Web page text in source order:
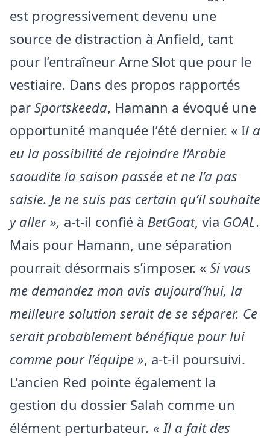
est progressivement devenu une
source de distraction à Anfield, tant
pour l’entraîneur Arne Slot que pour le
vestiaire. Dans des propos rapportés
par Sportskeeda, Hamann a évoqué une
opportunité manquée l’été dernier. « Il a
eu la possibilité de rejoindre l’Arabie
saoudite la saison passée et ne l’a pas
saisie. Je ne suis pas certain qu’il souhaite
y aller », a-t-il confié à BetGoat, via GOAL.
Mais pour Hamann, une séparation
pourrait désormais s’imposer. « Si vous
me demandez mon avis aujourd’hui, la
meilleure solution serait de se séparer. Ce
serait probablement bénéfique pour lui
comme pour l’équipe », a-t-il poursuivi.
L’ancien Red pointe également la
gestion du dossier Salah comme un
élément perturbateur. « Il a fait des